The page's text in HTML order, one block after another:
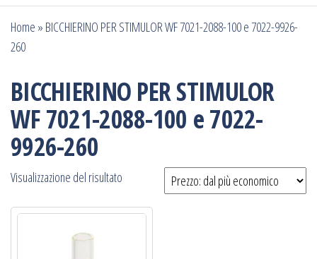
Home » BICCHIERINO PER STIMULOR WF 7021-2088-100 e 7022-9926-
260
BICCHIERINO PER STIMULOR
WF 7021-2088-100 e 7022-
9926-260
Visualizzazione del risultato